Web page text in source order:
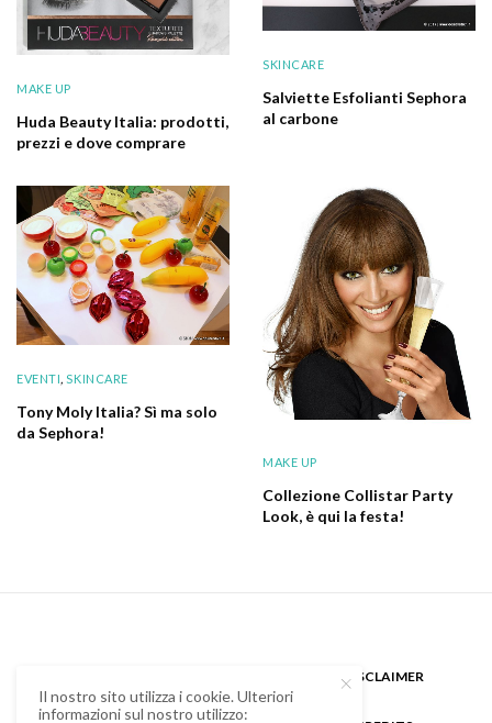
MAKE UP
Huda Beauty Italia: prodotti,
prezzi e dove comprare
SKINCARE
Salviette Esfolianti Sephora
al carbone
EVENTI,SKINCARE
Tony Moly Italia? Sì ma solo
da Sephora!
MAKE UP
Collezione Collistar Party
Look, è qui la festa!
DISCLAIMER
Il nostro sito utilizza i cookie. Ulteriori
informazioni sul nostro utilizzo: